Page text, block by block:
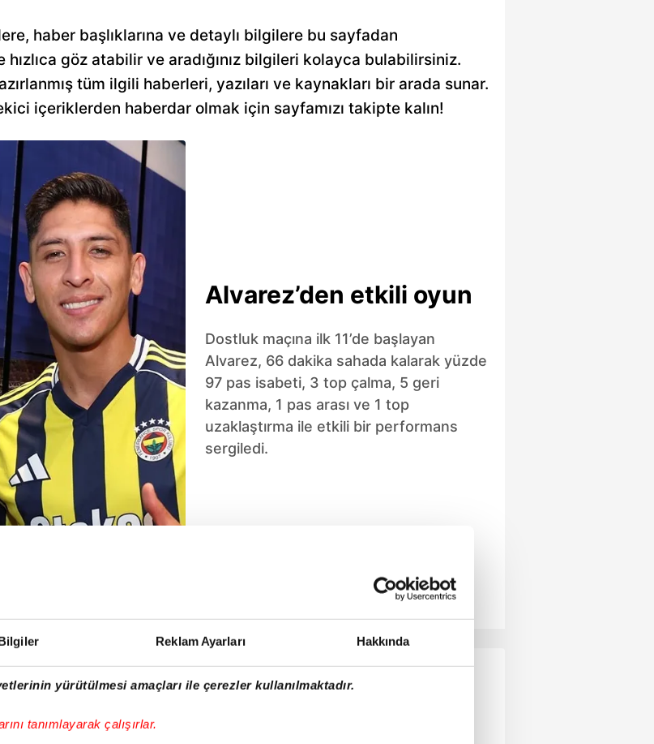
Reklam Ayarları Hakkında
yürütülmesi amaçları ile çerezler kullanılmaktadır.
tanımlayarak çalışırlar.
haber başlıklarına ve detaylı bilgilere bu sayfadan
göz atabilir ve aradığınız bilgileri kolayca bulabilirsiniz.
tüm ilgili haberleri, yazıları ve kaynakları bir arada sunar.
içeriklerden haberdar olmak için sayfamızı takipte kalın!
Alvarez’den etkili oyun
Dostluk maçına ilk 11’de başlayan
Alvarez, 66 dakika sahada kalarak yüzde
97 pas isabeti, 3 top çalma, 5 geri
kazanma, 1 pas arası ve 1 top
uzaklaştırma ile etkili bir performans
sergiledi.